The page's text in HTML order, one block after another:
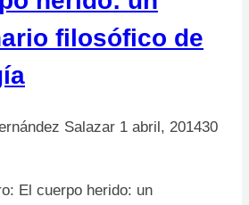
filosófico de
Salazar 1 abril, 201430
El cuerpo herido: un